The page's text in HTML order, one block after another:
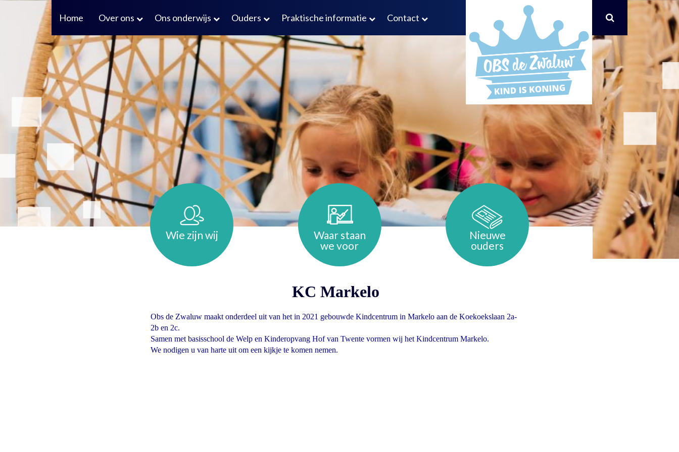
Home Over ons Ons onderwijs Ouders Praktische informatie Contact
Wie zijn wij
Waar staan
we voor
Nieuwe
ouders
KC Markelo
Obs de Zwaluw maakt onderdeel uit van het in 2021 gebouwde Kindcentrum in Markelo aan de Koekoekslaan 2a-
2b en 2c.
Samen met basisschool de Welp en Kinderopvang Hof van Twente vormen wij het Kindcentrum Markelo.
We nodigen u van harte uit om een kijkje te komen nemen.